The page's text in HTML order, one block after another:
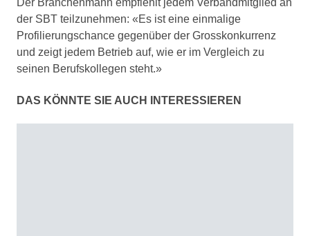
Der Branchenmann empfiehlt jedem Verbandmitglied an
der SBT teilzunehmen: «Es ist eine einmalige
Profilierungschance gegenüber der Grosskonkurrenz
und zeigt jedem Betrieb auf, wie er im Vergleich zu
seinen Berufskollegen steht.»
DAS KÖNNTE SIE AUCH INTERESSIEREN